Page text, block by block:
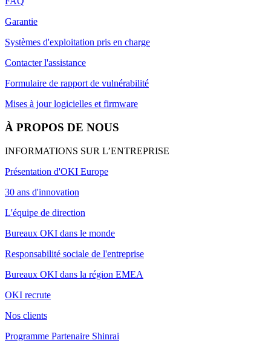
Garantie
Systèmes d'exploitation pris en charge
Contacter l'assistance
Formulaire de rapport de vulnérabilité
Mises à jour logicielles et firmware
À PROPOS DE NOUS
INFORMATIONS SUR L’ENTREPRISE
Présentation d'OKI Europe
30 ans d'innovation
L'équipe de direction
Bureaux OKI dans le monde
Responsabilité sociale de l'entreprise
Bureaux OKI dans la région EMEA
OKI recrute
Nos clients
Programme Partenaire Shinrai